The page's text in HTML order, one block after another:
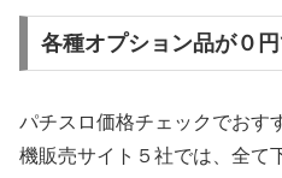
各種オプション品が０
パチスロ価格チェックでおす
機販売サイト５社では、全て